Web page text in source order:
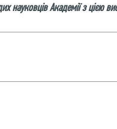
науковців Академії з цією